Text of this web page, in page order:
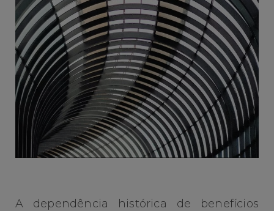
A dependência histórica de benefícios